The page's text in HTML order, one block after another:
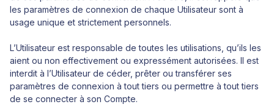
les paramètres de connexion de chaque Utilisateur sont à
usage unique et strictement personnels.
L’Utilisateur est responsable de toutes les utilisations, qu’ils les
aient ou non effectivement ou expressément autorisées. Il est
interdit à l’Utilisateur de céder, prêter ou transférer ses
paramètres de connexion à tout tiers ou permettre à tout tiers
de se connecter à son Compte.